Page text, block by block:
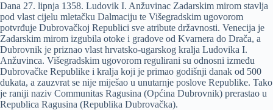
Dana 27. lipnja 1358. Ludovik I. Anžuvinac Zadarskim mirom stavlja
pod vlast cijelu mletačku Dalmaciju te Višegradskim ugovorom
potvrđuje Dubrovačkoj Republici sve atribute državnosti. Venecija je
Zadarskim mirom izgubila otoke i gradove od Kvarnera do Drača, a
Dubrovnik je priznao vlast hrvatsko-ugarskog kralja Ludovika I.
Anžuvinca. Višegradskim ugovorom regulirani su odnosni između
Dubrovačke Republike i kralja koji je primao godišnji danak od 500
dukata, a zauzvrat se nije miješao u unutarnje poslove Republike. Tako
je raniji naziv Communitas Ragusina (Općina Dubrovnik) prerastao u
Republica Ragusina (Republika Dubrovačka).